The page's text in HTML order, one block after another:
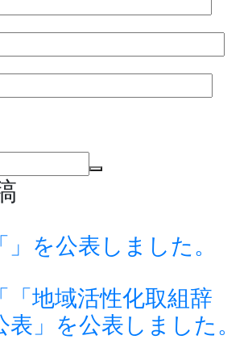
を公表しました。
「地域活性化取組辞
表」を公表しました。